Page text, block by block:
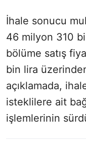
İhale sonucu
46 milyon 310
bölüme satış
bin lira
açıklamada,
isteklilere ait
işlemlerinin